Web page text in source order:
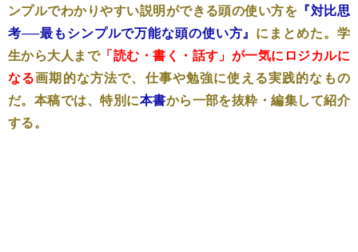
ンプルでわかりやすい説明ができる頭の使い方を 『対比思
考──最もシンプルで万能な頭の使い方』 にまとめた。学
生から大人まで「読む・書く・話す」が一気にロジカルに
なる画期的な方法で、仕事や勉強に使える実践的なもの
だ。本稿では、特別に本書から一部を抜粋・編集して紹介
する。